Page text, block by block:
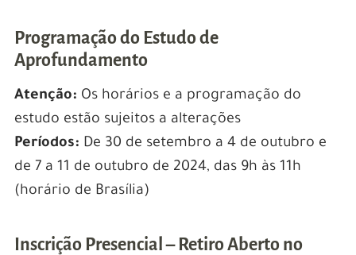
Programação do Estudo de
Aprofundamento
Atenção: Os horários e a programação do
estudo estão sujeitos a alterações
Períodos: De 30 de setembro a 4 de outubro e
de 7 a 11 de outubro de 2024, das 9h às 11h
(horário de Brasília)
Inscrição Presencial – Retiro Aberto no